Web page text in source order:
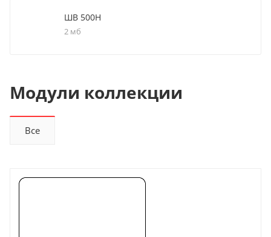
ШВ 500Н
2 мб
Модули коллекции
Все